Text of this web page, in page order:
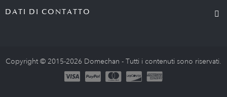
DATI DI CONTATTO
Copyright © 2015-2026 Domechan - Tutti i contenuti sono riservati.